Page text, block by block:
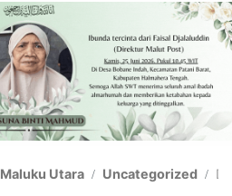
Maluku Utara Uncategorized